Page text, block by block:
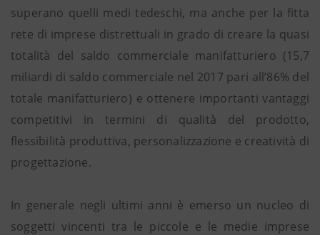
superano quelli medi tedeschi, ma anche per la fitta
rete di imprese distrettuali in grado di creare la quasi
totalità del saldo commerciale manifatturiero (15,7
miliardi di saldo commerciale nel 2017 pari all’86% del
totale manifatturiero) e ottenere importanti vantaggi
competitivi in termini di qualità del prodotto,
flessibilità produttiva, personalizzazione e creatività di
progettazione.
In generale negli ultimi anni è emerso un nucleo di
soggetti vincenti tra le piccole e le medie imprese